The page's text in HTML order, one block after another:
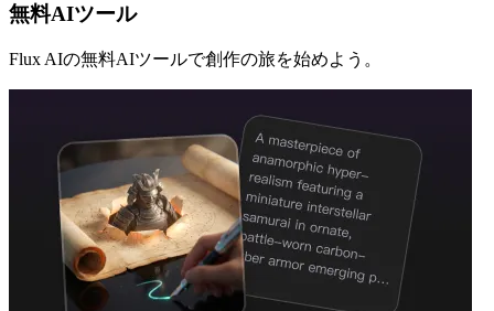
無料AIツール
Flux AIの無料AIツールで創作の旅を始めよう。